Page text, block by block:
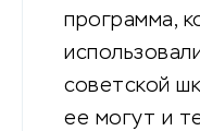
программа,
советской
ее могут и